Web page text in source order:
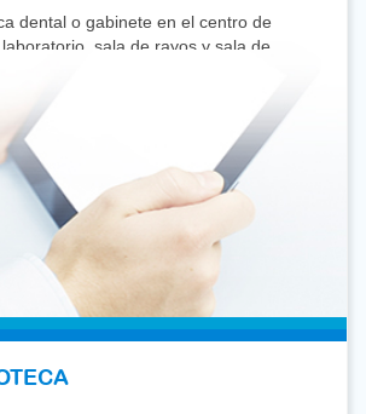
dental o gabinete en el centro de
sala de rayos y sala de
dental marca Gnatus, modelo
de tapizado azul (original), en
y funcionando perfectamente.
y fotos vía whatsapp 638948152
busco trabajo
media jornada. 622947043
a general para colaborar en
Contacto: 679 205 838